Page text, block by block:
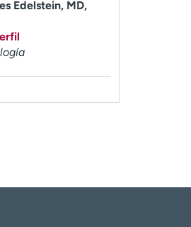
Edelstein, MD,